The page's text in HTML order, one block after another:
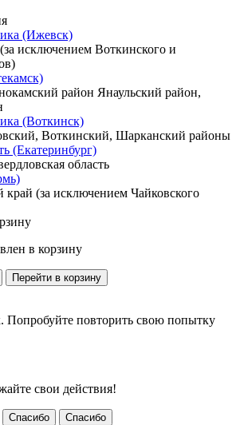
(Ижевск)
исключением Воткинского и
район Янаульский район,
(Воткинск)
Воткинский, Шарканский районы
(Екатеринбург)
область
(за исключением Чайковского
в корзину
Попробуйте повторить свою попытку
свои действия!
Спасибо Спасибо